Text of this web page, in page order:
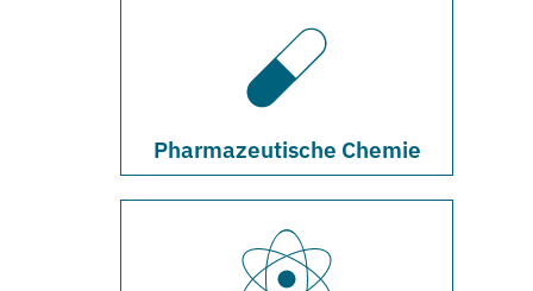
Pharmazeutische Chemie